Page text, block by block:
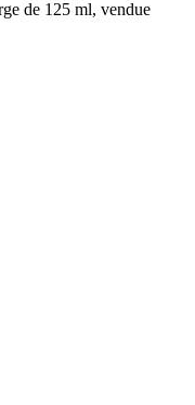
de 125 ml, vendue